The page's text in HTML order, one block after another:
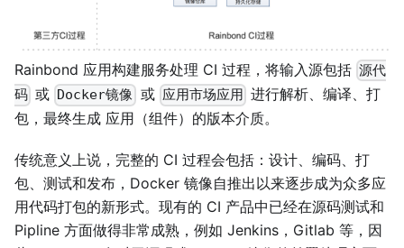
Rainbond 应用构建服务处理 CI 过程，将输入源包括 源代
码 或 Docker镜像 或 应用市场应用 进行解析、编译、打
包，最终生成 应用（组件）的版本介质。
传统意义上说，完整的 CI 过程会包括：设计、编码、打
包、测试和发布，Docker 镜像自推出以来逐步成为众多应
用代码打包的新形式。现有的 CI 产品中已经在源码测试和
Pipline 方面做得非常成熟，例如 Jenkins，Gitlab 等，因